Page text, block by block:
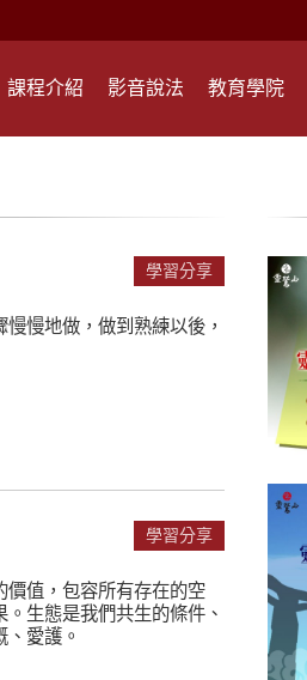
課程介紹 影音說法 教育學院
慢地做，做到熟練以後，
學習分享
價值，包容所有存在的空
生態是我們共生的條件、
愛護。
學習分享